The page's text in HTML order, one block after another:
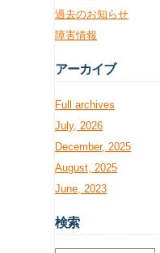
過去のお知らせ
障害情報
アーカイブ
Full archives
July, 2026
December, 2025
August, 2025
June, 2023
検索